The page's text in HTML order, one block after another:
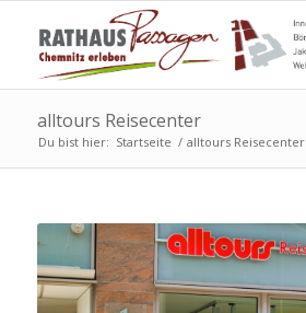
alltours Reisecenter
Du bist hier: Startseite / alltours Reisecenter